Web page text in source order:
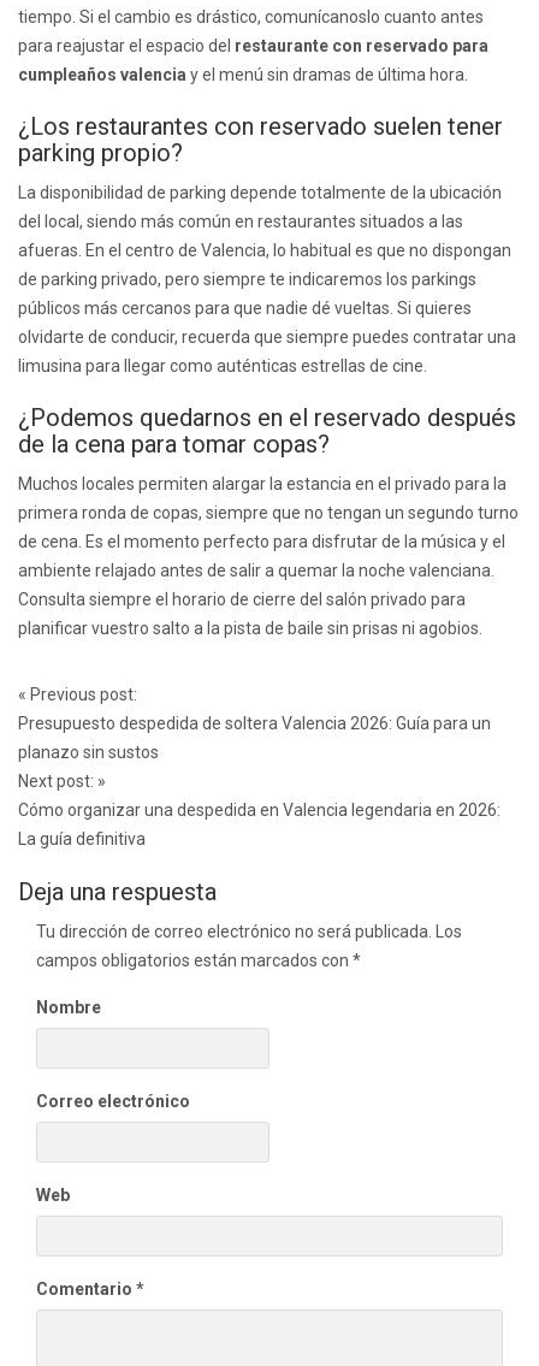
tiempo. Si el cambio es drástico, comunícanoslo cuanto antes
para reajustar el espacio del restaurante con reservado para
cumpleaños valencia y el menú sin dramas de última hora.
¿Los restaurantes con reservado suelen tener
parking propio?
La disponibilidad de parking depende totalmente de la ubicación
del local, siendo más común en restaurantes situados a las
afueras. En el centro de Valencia, lo habitual es que no dispongan
de parking privado, pero siempre te indicaremos los parkings
públicos más cercanos para que nadie dé vueltas. Si quieres
olvidarte de conducir, recuerda que siempre puedes contratar una
limusina para llegar como auténticas estrellas de cine.
¿Podemos quedarnos en el reservado después
de la cena para tomar copas?
Muchos locales permiten alargar la estancia en el privado para la
primera ronda de copas, siempre que no tengan un segundo turno
de cena. Es el momento perfecto para disfrutar de la música y el
ambiente relajado antes de salir a quemar la noche valenciana.
Consulta siempre el horario de cierre del salón privado para
planificar vuestro salto a la pista de baile sin prisas ni agobios.
Post
navigation
« Previous post:
Presupuesto despedida de soltera Valencia 2026: Guía para un
planazo sin sustos
Next post: »
Cómo organizar una despedida en Valencia legendaria en 2026:
La guía definitiva
Deja una respuesta
Tu dirección de correo electrónico no será publicada.
Los
campos obligatorios están marcados con *
Nombre
Correo electrónico
Web
Comentario *